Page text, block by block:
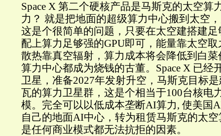
Space X 第二个硬核产品是马斯克的太空算
力？ 就是把地面的超级算力中心搬到太空
这是个很简单的问题，只要在太空建搭建
配上算力足够强的GPU即可，能量靠太空
散热靠真空辐射，算力成本将会降低到白
算力中心都成为烧钱的古董。Space X 已经
卫星，准备2027年发射升空，马斯克目标
瓦的算力卫星群，这是个相当于100台核电
模。完全可以以低成本垄断AI算力, 使美国
自己的地面AI中心，转为租赁马斯克的太
是任何商业模式都无法抗拒的因素。